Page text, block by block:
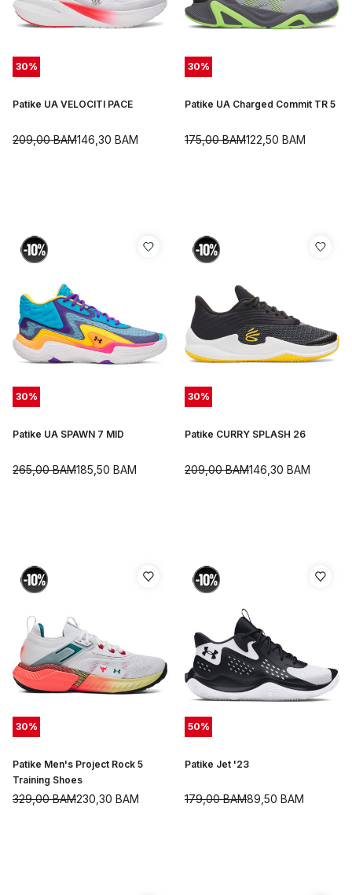
30%
Patike UA VELOCITI PACE
146,30 BAM
209,00BAM
30%
Patike UA Charged Commit TR 5
122,50 BAM
175,00BAM
30%
Patike UA SPAWN 7 MID
185,50 BAM
265,00BAM
30%
Patike CURRY SPLASH 26
146,30 BAM
209,00BAM
30%
Patike Men's Project Rock 5
Training Shoes
230,30 BAM
329,00BAM
50%
Patike Jet '23
89,50 BAM
179,00BAM